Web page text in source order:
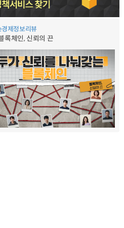
경제정보리뷰
록체인, 신뢰의 끈